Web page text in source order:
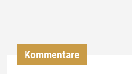
Kommentare